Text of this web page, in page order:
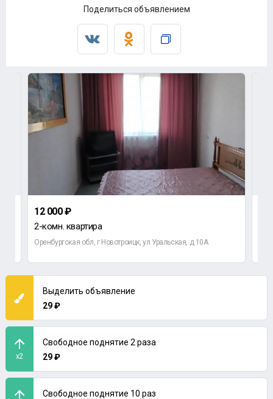
Поделиться объявлением
12 000 ₽
2-комн. квартира
Оренбургская обл, г Новотроицк, ул Уральская, д 10А
Выделить объявление
29 ₽
x2
Свободное поднятие 2 раза
29 ₽
Свободное поднятие 10 раз